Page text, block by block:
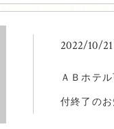
2022/10/21
ＡＢホテ
付終了の